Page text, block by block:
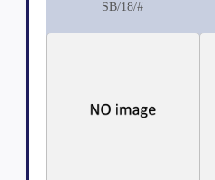
Schilddrüse
SB/18/#